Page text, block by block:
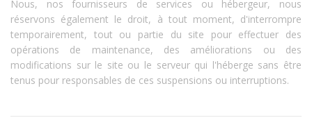
Nous, nos fournisseurs de services ou hébergeur, nous
réservons également le droit, à tout moment, d'interrompre
temporairement, tout ou partie du site pour effectuer des
opérations de maintenance, des améliorations ou des
modifications sur le site ou le serveur qui l'héberge sans être
tenus pour responsables de ces suspensions ou interruptions.